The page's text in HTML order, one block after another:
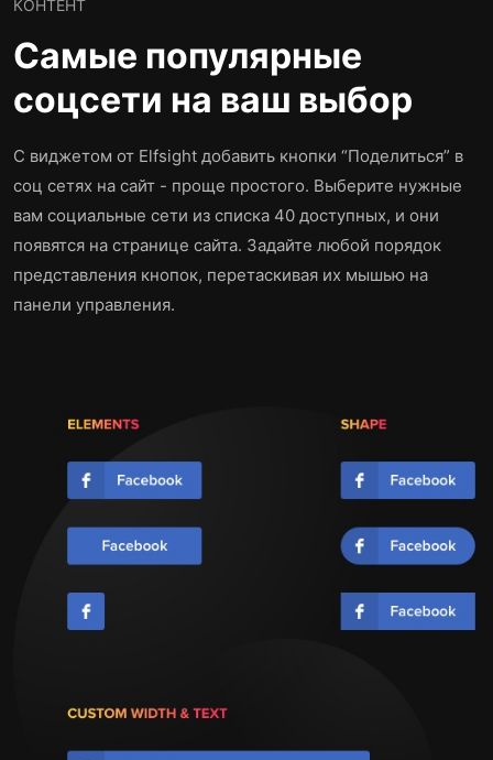
КОНТЕНТ
Самые популярные
соцсети на ваш выбор
С виджетом от Elfsight добавить кнопки “Поделиться” в
соц сетях на сайт - проще простого. Выберите нужные
вам социальные сети из списка 40 доступных, и они
появятся на странице сайта. Задайте любой порядок
представления кнопок, перетаскивая их мышью на
панели управления.